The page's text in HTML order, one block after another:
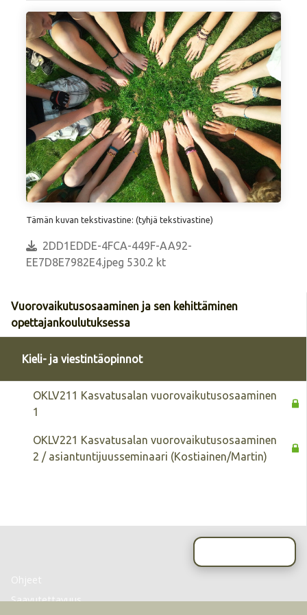
Tämän kuvan tekstivastine: (tyhjä tekstivastine)
2DD1EDDE-4FCA-449F-AA92-
EE7D8E7982E4.jpeg 530.2 kt
Vuorovaikutusosaaminen ja sen kehittäminen
opettajankoulutuksessa
Kieli- ja viestintäopinnot
OKLV211 Kasvatusalan vuorovaikutusosaaminen
1
OKLV221 Kasvatusalan vuorovaikutusosaaminen
2 / asiantuntijuusseminaari (Kostiainen/Martin)
Ohjeet
Saavutettavuus